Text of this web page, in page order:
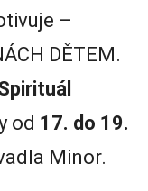
–
DĚTEM.
od 17. do 19.
Minor.